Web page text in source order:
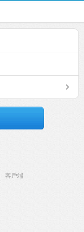
客戶端